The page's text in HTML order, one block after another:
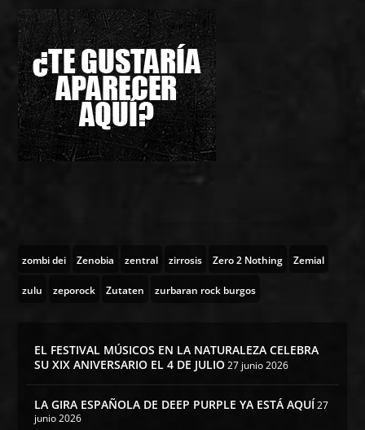
zombi dei Zenobia zentral zirrosis Zero 2 Nothing Zemial
zulu zeporock Zutaten zurbaran rock burgos
EL FESTIVAL MÚSICOS EN LA NATURALEZA CELEBRA
SU XIX ANIVERSARIO EL 4 DE JULIO 27 junio 2026
LA GIRA ESPAÑOLA DE DEEP PURPLE YA ESTÁ AQUÍ27
junio 2026